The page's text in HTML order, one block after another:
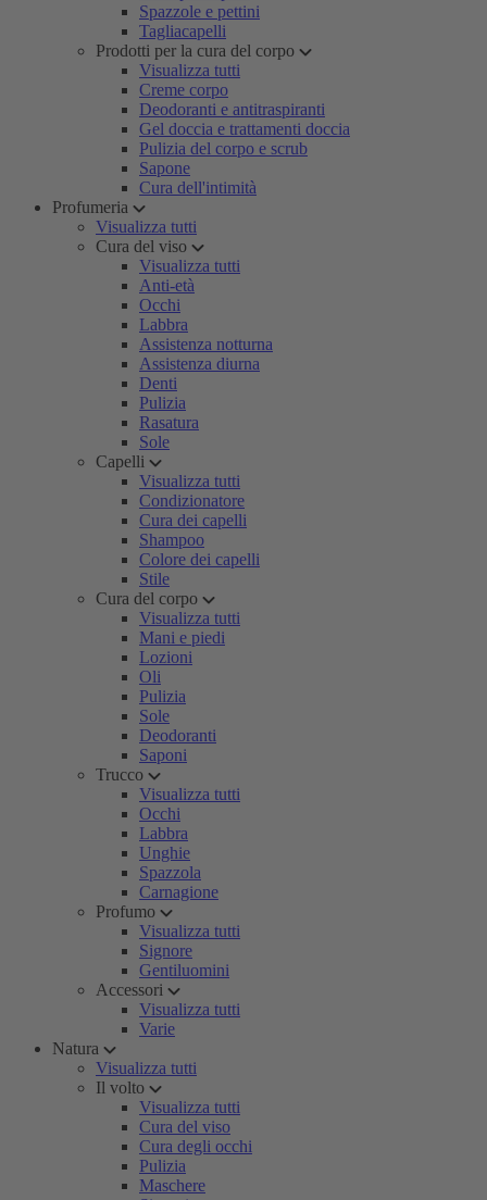
Spazzole e pettini
Tagliacapelli
Prodotti per la cura del corpo
Visualizza tutti
Creme corpo
Deodoranti e antitraspiranti
Gel doccia e trattamenti doccia
Pulizia del corpo e scrub
Sapone
Cura dell'intimità
Profumeria
Visualizza tutti
Cura del viso
Visualizza tutti
Anti-età
Occhi
Labbra
Assistenza notturna
Assistenza diurna
Denti
Pulizia
Rasatura
Sole
Capelli
Visualizza tutti
Condizionatore
Cura dei capelli
Shampoo
Colore dei capelli
Stile
Cura del corpo
Visualizza tutti
Mani e piedi
Lozioni
Oli
Pulizia
Sole
Deodoranti
Saponi
Trucco
Visualizza tutti
Occhi
Labbra
Unghie
Spazzola
Carnagione
Profumo
Visualizza tutti
Signore
Gentiluomini
Accessori
Visualizza tutti
Varie
Natura
Visualizza tutti
Il volto
Visualizza tutti
Cura del viso
Cura degli occhi
Pulizia
Maschere